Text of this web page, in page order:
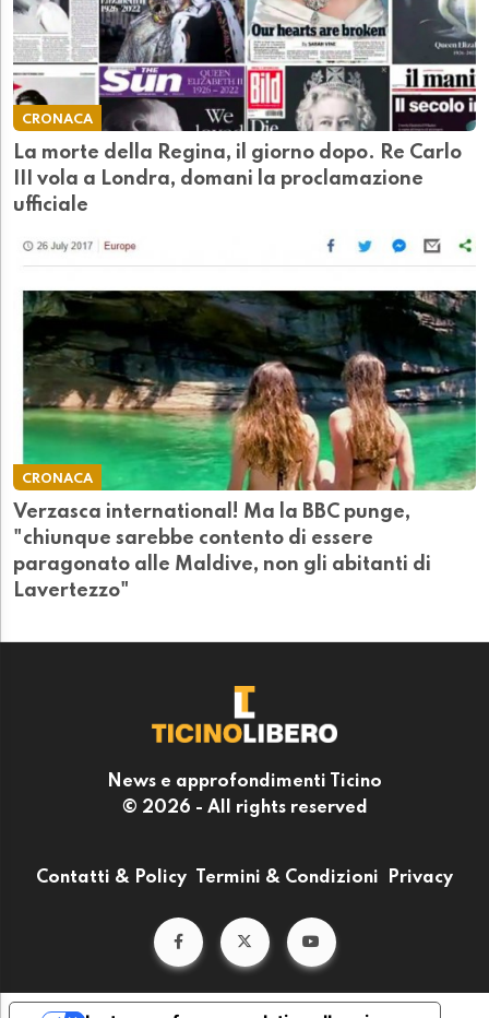
CRONACA
La morte della Regina, il giorno dopo. Re Carlo
III vola a Londra, domani la proclamazione
ufficiale
CRONACA
Verzasca international! Ma la BBC punge,
"chiunque sarebbe contento di essere
paragonato alle Maldive, non gli abitanti di
Lavertezzo"
News e approfondimenti Ticino
© 2026 - All rights reserved
Contatti & Policy Termini & Condizioni Privacy